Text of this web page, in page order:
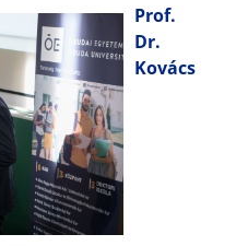
Prof.
Dr.
Kovács